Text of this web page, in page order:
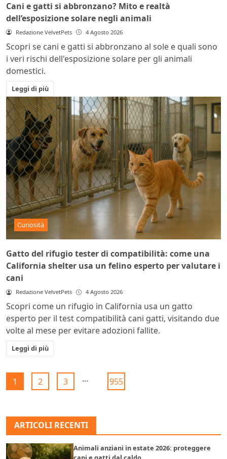
Cani e gatti si abbronzano? Mito e realtà
dell’esposizione solare negli animali
Redazione VelvetPets 4 Agosto 2026
Scopri se cani e gatti si abbronzano al sole e quali sono
i veri rischi dell'esposizione solare per gli animali
domestici.
Leggi di più
Curiosità
Gatto del rifugio tester di compatibilità: come una
California shelter usa un felino esperto per valutare i
cani
Redazione VelvetPets 4 Agosto 2026
Scopri come un rifugio in California usa un gatto
esperto per il test compatibilità cani gatti, visitando due
volte al mese per evitare adozioni fallite.
Leggi di più
1 2 3 ... 955
ARTICOLI RECENTI
Animali anziani in estate 2026: proteggere